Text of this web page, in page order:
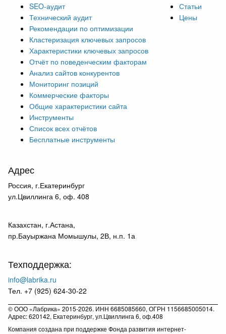
SEO-аудит
Технический аудит
Рекомендации по оптимизации
Кластеризация ключевых запросов
Характеристики ключевых запросов
Отчёт по поведенческим факторам
Анализ сайтов конкурентов
Мониторинг позиций
Коммерческие факторы
Общие характеристики сайта
Инструменты
Список всех отчётов
Бесплатные инструменты
Статьи
Цены
Адрес
Россия, г.Екатеринбург
ул.Цвиллинга 6, оф. 408
Казахстан, г.Астана,
пр.Бауыржана Момышулы, 2В, н.п. 1а
Техподдержка:
info@labrika.ru
Тел. +7 (925) 624-30-22
© ООО «Лабрика» 2015-2026. ИНН 6685085660, ОГРН 1156685005014.
Адрес: 620142, Екатеринбург, ул.Цвиллинга 6, оф.408
Компания создана при поддержке Фонда развития интернет-